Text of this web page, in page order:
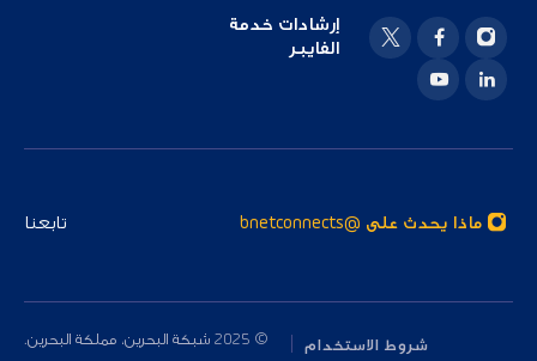
إرشادات خدمة
الفايبر
ماذا يحدث على @bnetconnects تابعنا
© 2025 شبكة البحرين، مملكة البحرين. شروط الاستخدام